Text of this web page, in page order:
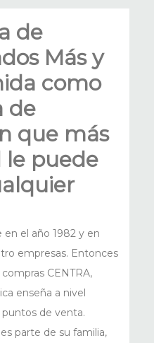
de
Más y
como
de
que más
le puede
en el año 1982 y en
empresas. Entonces
CENTRA,
enseña a nivel
puntos de venta.
parte de su familia,